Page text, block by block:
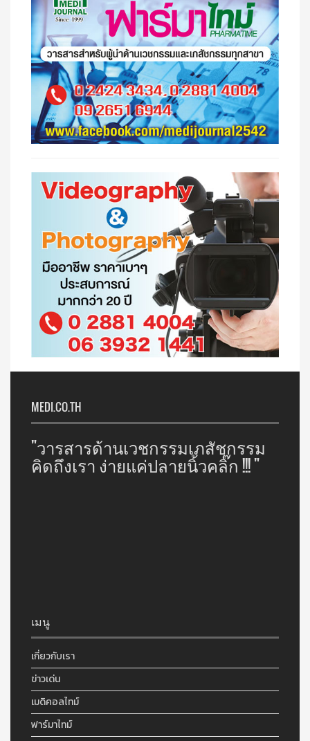
MEDI.CO.TH
"วารสารด้านเวชกรรมเภสัชกรรม
คิดถึงเรา ง่ายแค่ปลายนิ้วคลิ๊ก !!! "
เมนู
เกี่ยวกับเรา
ข่าวเด่น
เมดิคอลไทม์
ฟาร์มาไทม์